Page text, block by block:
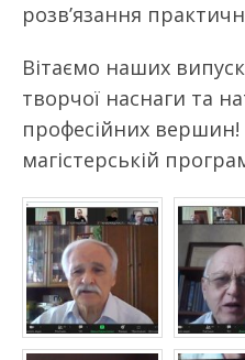
розв’язання
Вітаємо наших
творчої наснаги та
професійних вершин!
магістерській